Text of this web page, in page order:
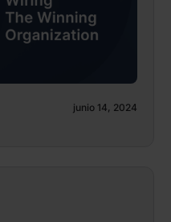
junio 14, 2024